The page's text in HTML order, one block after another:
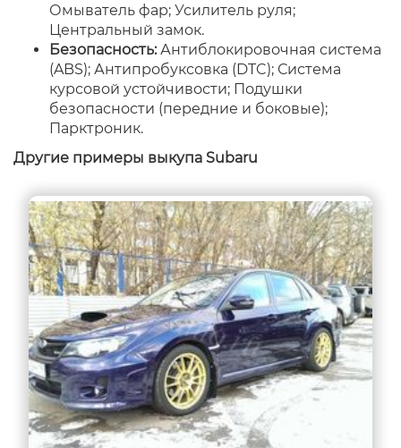
Омыватель фар; Усилитель руля;
Центральный замок.
Безопасность:Антиблокировочная система
(ABS); Антипробуксовка (DTC); Система
курсовой устойчивости; Подушки
безопасности (передние и боковые);
Парктроник.
Другие примеры выкупа Subaru